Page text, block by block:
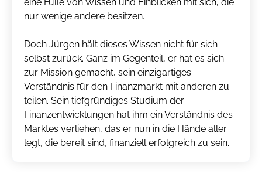
nur wenige andere besitzen.
Doch Jürgen hält dieses Wissen nicht für sich
selbst zurück. Ganz im Gegenteil, er hat es sich
zur Mission gemacht, sein einzigartiges
Verständnis für den Finanzmarkt mit anderen zu
teilen. Sein tiefgründiges Studium der
Finanzentwicklungen hat ihm ein Verständnis des
Marktes verliehen, das er nun in die Hände aller
legt, die bereit sind, finanziell erfolgreich zu sein.